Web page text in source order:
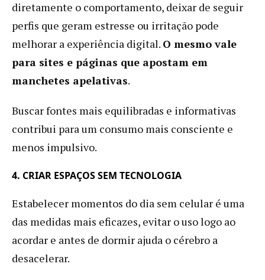
diretamente o comportamento, deixar de seguir
perfis que geram estresse ou irritação pode
melhorar a experiência digital. O mesmo vale
para sites e páginas que apostam em
manchetes apelativas.
Buscar fontes mais equilibradas e informativas
contribui para um consumo mais consciente e
menos impulsivo.
4. CRIAR ESPAÇOS SEM TECNOLOGIA
Estabelecer momentos do dia sem celular é uma
das medidas mais eficazes, evitar o uso logo ao
acordar e antes de dormir ajuda o cérebro a
desacelerar.